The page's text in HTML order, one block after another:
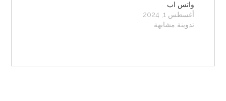
واتس اب
أغسطس 1, 2024
تدوينة مشابهة